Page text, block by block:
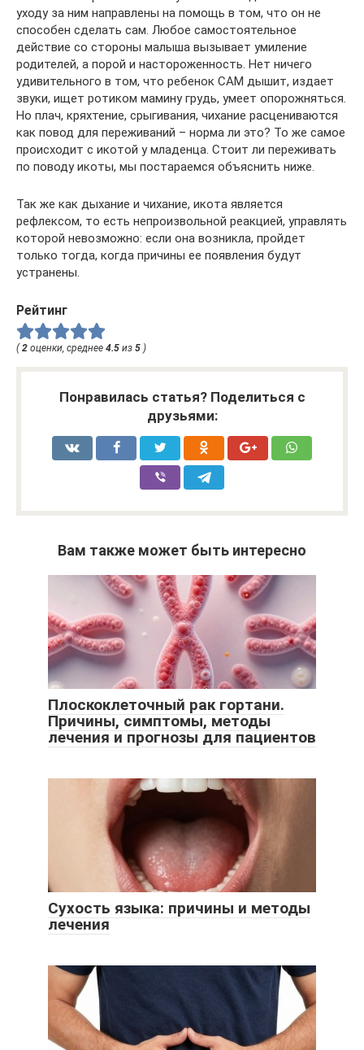
уходу за ним направлены на помощь в том, что он не
способен сделать сам. Любое самостоятельное
действие со стороны малыша вызывает умиление
родителей, а порой и настороженность. Нет ничего
удивительного в том, что ребенок САМ дышит, издает
звуки, ищет ротиком мамину грудь, умеет опорожняться.
Но плач, кряхтение, срыгивания, чихание расцениваются
как повод для переживаний – норма ли это? То же самое
происходит с икотой у младенца. Стоит ли переживать
по поводу икоты, мы постараемся объяснить ниже.
Так же как дыхание и чихание, икота является
рефлексом, то есть непроизвольной реакцией, управлять
которой невозможно: если она возникла, пройдет
только тогда, когда причины ее появления будут
устранены.
Рейтинг
( 2 оценки, среднее 4.5 из 5 )
Понравилась статья? Поделиться с
друзьями:
Вам также может быть интересно
Плоскоклеточный рак гортани.
Причины, симптомы, методы
лечения и прогнозы для пациентов
Сухость языка: причины и методы
лечения